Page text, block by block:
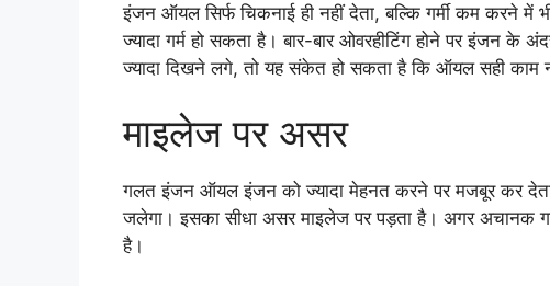
इंजन ऑयल सिर्फ चिकनाई ही नहीं देता, बल्कि गर्मी कम
ज्यादा गर्म हो सकता है। बार-बार ओवरहीटिंग होने पर इंजन के
ज्यादा दिखने लगे, तो यह संकेत हो सकता है कि ऑयल सही काम
माइलेज पर असर
गलत इंजन ऑयल इंजन को ज्यादा मेहनत करने पर मजबूर कर देता
जलेगा। इसका सीधा असर माइलेज पर पड़ता है। अगर अचानक
है।